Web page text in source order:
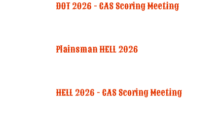
DOT 2026 - CAS Scoring Meeting
Plainsman HELL 2026
HELL 2026 - CAS Scoring Meeting